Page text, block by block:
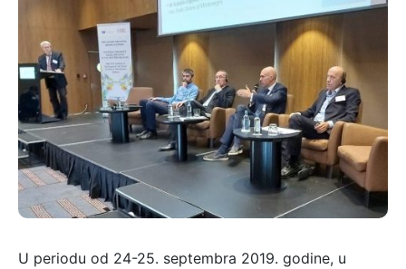
U periodu od 24-25. septembra 2019. godine, u